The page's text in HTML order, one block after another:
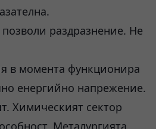
раздразнение. Не
в момента функционира
енергийно напрежение.
Химическият сектор
Металургията